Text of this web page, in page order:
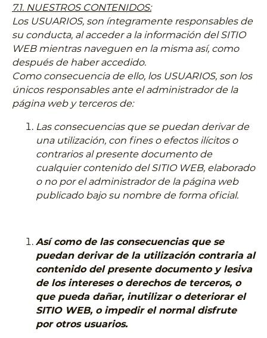
7.1. NUESTROS CONTENIDOS:
Los USUARIOS, son íntegramente responsables de
su conducta, al acceder a la información del SITIO
WEB mientras naveguen en la misma así, como
después de haber accedido.
Como consecuencia de ello, los USUARIOS, son los
únicos responsables ante el administrador de la
página web y terceros de:
Las consecuencias que se puedan derivar de
una utilización, con fines o efectos ilícitos o
contrarios al presente documento de
cualquier contenido del SITIO WEB, elaborado
o no por el administrador de la página web
publicado bajo su nombre de forma oficial.
Así como de las consecuencias que se
puedan derivar de la utilización contraria al
contenido del presente documento y lesiva
de los intereses o derechos de terceros, o
que pueda dañar, inutilizar o deteriorar el
SITIO WEB, o impedir el normal disfrute
por otros usuarios.